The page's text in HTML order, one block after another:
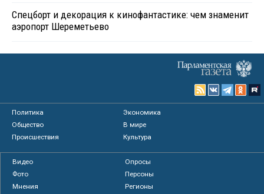
Спецборт и декорация к кинофантастике: чем знаменит
аэропорт Шереметьево
Политика
Экономика
Общество
В мире
Происшествия
Культура
Видео
Опросы
Фото
Персоны
Мнения
Регионы